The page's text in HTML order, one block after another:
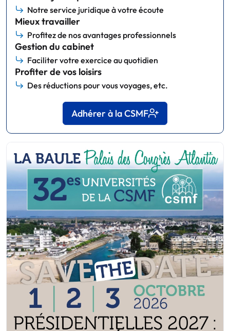
Notre service juridique à votre écoute
Mieux travailler
Profitez de nos avantages professionnels
Gestion du cabinet
Faciliter votre exercice au quotidien
Profiter de vos loisirs
Des réductions pour vous voyages, etc.
Adhérer à la CSMF